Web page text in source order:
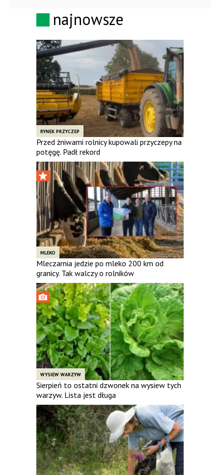
najnowsze
RYNEK PRZYCZEP
Przed żniwami rolnicy kupowali przyczepy na
potęgę. Padł rekord
MLEKO
Mleczarnia jedzie po mleko 200 km od
granicy. Tak walczy o rolników
WYSIEW WARZYW
Sierpień to ostatni dzwonek na wysiew tych
warzyw. Lista jest długa